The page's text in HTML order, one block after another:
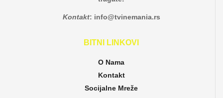
Kontakt: info@tvinemania.rs
BITNI LINKOVI
O Nama
Kontakt
Socijalne Mreže